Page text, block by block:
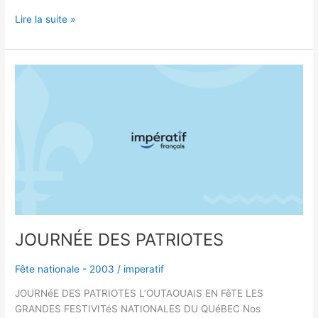
Lire la suite »
JOURNÉE DES PATRIOTES
Fête nationale - 2003 / imperatif
JOURNéE DES PATRIOTES L’OUTAOUAIS EN FêTE LES
GRANDES FESTIVITéS NATIONALES DU QUéBEC Nos